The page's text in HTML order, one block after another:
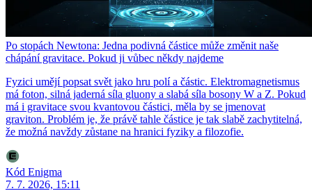
Po stopách Newtona: Jedna podivná částice může změnit naše
chápání gravitace. Pokud ji vůbec někdy najdeme
Fyzici umějí popsat svět jako hru polí a částic. Elektromagnetismus
má foton, silná jaderná síla gluony a slabá síla bosony W a Z. Pokud
má i gravitace svou kvantovou částici, měla by se jmenovat
graviton. Problém je, že právě tahle částice je tak slabě zachytitelná,
že možná navždy zůstane na hranici fyziky a filozofie.
Kód Enigma
7. 7. 2026, 15:11